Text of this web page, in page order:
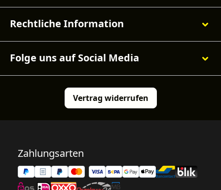
Rechtliche Information
Folge uns auf Social Media
Vertrag widerrufen
Zahlungsarten